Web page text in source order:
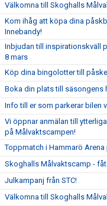
Välkomna till Skoghalls
Kom ihåg att köpa dina
Innebandy!
Inbjudan till inspirationskväll
8 mars
Köp dina bingolotter till
Boka din plats till säsongens
Info till er som parkerar bilen
Vi öppnar anmälan till
på Målvaktscampen!
Toppmatch i Hammarö
Skoghalls Målvaktscamp -
Julkampanj från STC!
Välkomna till Skoghalls